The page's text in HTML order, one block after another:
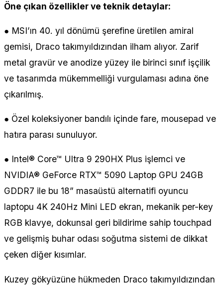
Öne çıkan özellikler ve teknik detaylar:
● MSI’ın 40. yıl dönümü şerefine üretilen amiral
gemisi, Draco takımyıldızından ilham alıyor. Zarif
metal gravür ve anodize yüzey ile birinci sınıf işçilik
ve tasarımda mükemmelliği vurgulaması adına öne
çıkarılmış.
● Özel koleksiyoner bandılı içinde fare, mousepad ve
hatıra parası sunuluyor.
● Intel® Core™ Ultra 9 290HX Plus işlemci ve
NVIDIA® GeForce RTX™ 5090 Laptop GPU 24GB
GDDR7 ile bu 18” masaüstü alternatifi oyuncu
laptopu 4K 240Hz Mini LED ekran, mekanik per-key
RGB klavye, dokunsal geri bildirime sahip touchpad
ve gelişmiş buhar odası soğutma sistemi de dikkat
çeken diğer kısımlar.
Kuzey gökyüzüne hükmeden Draco takımyıldızından